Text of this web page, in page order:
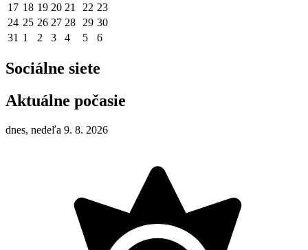
17 18 19 20 21 22 23
24 25 26 27 28 29 30
31 1 2 3 4 5 6
Sociálne siete
Aktuálne počasie
dnes, nedeľa 9. 8. 2026